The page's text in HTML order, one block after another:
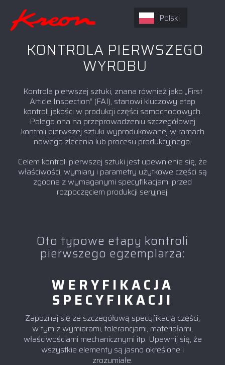
KONTROLA PIERWSZEGO
WYROBU
Kontrola pierwszej sztuki, znana również jako „First
Article Inspection” (FAI), stanowi kluczowy etap
kontroli jakości w produkcji części samochodowych.
Polega ona na przeprowadzeniu szczegółowej
kontroli pierwszej sztuki wyprodukowanej w ramach
nowego zlecenia lub procesu produkcyjnego.
Celem kontroli pierwszej sztuki jest upewnienie się, że
właściwości, wymiary i parametry użytkowe części są
zgodne z wymaganymi specyfikacjami przed
rozpoczęciem produkcji seryjnej.
Oto typowe etapy kontroli
pierwszego egzemplarza:
WERYFIKACJA
SPECYFIKACJI
Zapoznaj się ze szczegółową specyfikacją części,
w tym z wymiarami, tolerancjami, materiałami,
właściwościami mechanicznymi itp. Upewnij się, że
wszystkie elementy są jasno określone i
zrozumiałe.
Polski